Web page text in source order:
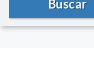
Buscar